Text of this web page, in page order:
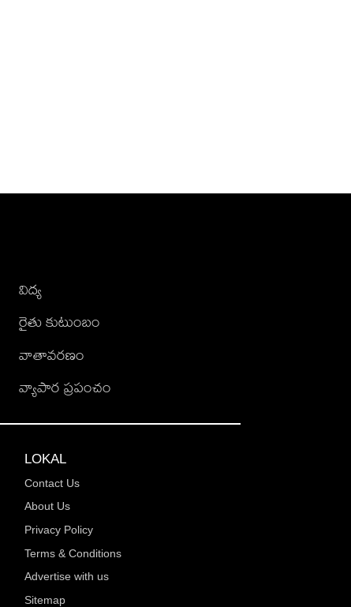
విద్య
రైతు కుటుంబం
వాతావరణం
వ్యాపార ప్రపంచం
LOKAL
Contact Us
About Us
Privacy Policy
Terms & Conditions
Advertise with us
Sitemap